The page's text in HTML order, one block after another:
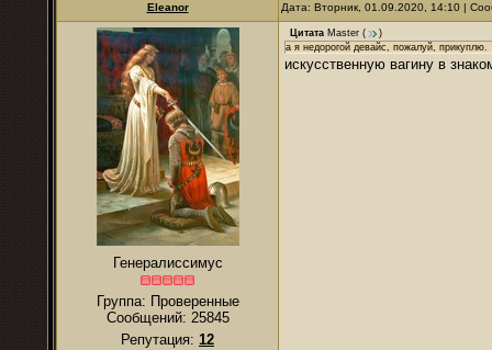
Eleanor Дата: Вторник, 01.09.2020, 14:10 |
Генералиссимус
Группа: Проверенные
Сообщений: 25845
Репутация: 12
Цитата Master (
)
а я недорогой девайс, пожалуй, прикуплю.
искусственную вагину в